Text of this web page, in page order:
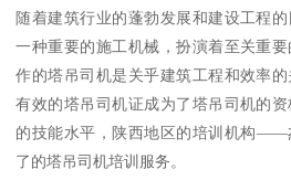
随着建筑行业的蓬勃发展和建设工程
一种重要的施工机械，扮演着至关重
作的塔吊司机是关乎建筑工程和效率
有效的塔吊司机证成为了塔吊司机的
的技能水平，陕西地区的培训机构——
了的塔吊司机培训服务。